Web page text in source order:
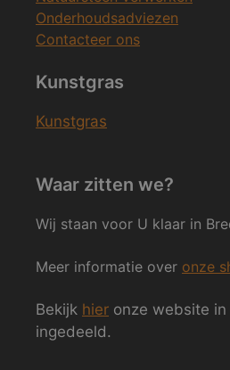
Onderhoudsadviezen
Contacteer ons
Kunstgras
Kunstgras
Waar zitten we?
Wij staan voor U klaar in
Meer informatie over onze
Bekijk hier onze website
ingedeeld.